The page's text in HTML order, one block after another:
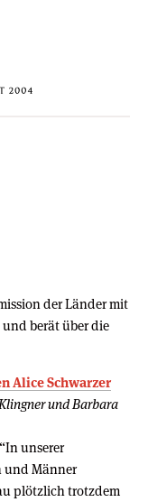
der Länder mit
berät über die
Alice Schwarzer
und Barbara
unserer
und Männer
plötzlich trotzdem